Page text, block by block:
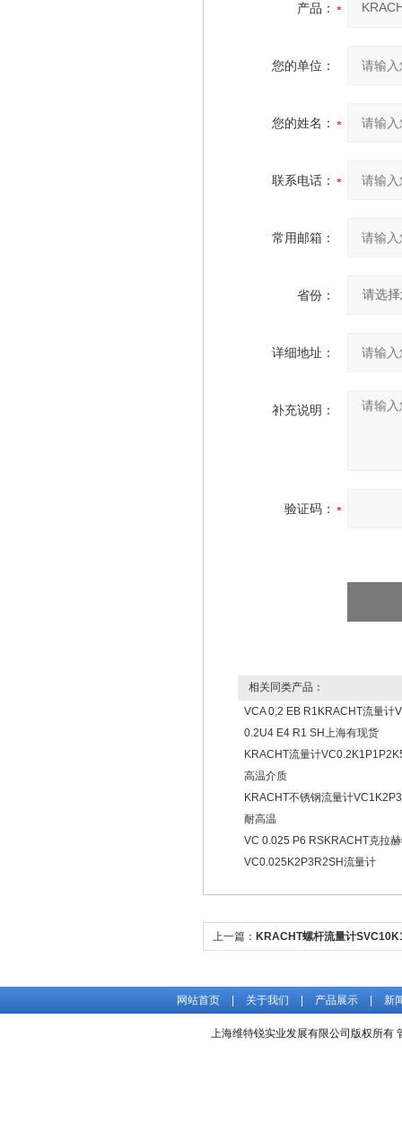
产品：
您的单位：
您的姓名：
联系电话：
常用邮箱：
省份：
详细地址：
补充说明：
验证码：
相关同类产品：
VCA 0,2 EB R1KRACHT流量计
0.2U4 E4 R1 SH上海有现货
KRACHT流量计
高温介质
KRACHT不锈钢流量计
耐高温
VC 0.025 P6 RSKRACHT克拉
VC0.025K2P3R2SH流量计
上一篇： KRACHT螺杆流量计
网站首页 关于我们 产品展示 新
上海维特锐实业发展有限公司版权所有